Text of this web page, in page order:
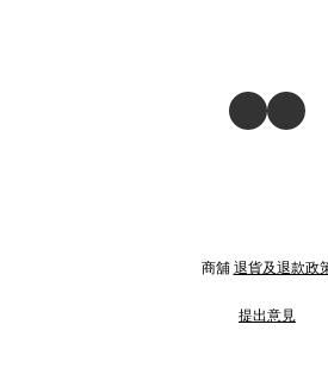
商舖 退貨及退款政
提出意見